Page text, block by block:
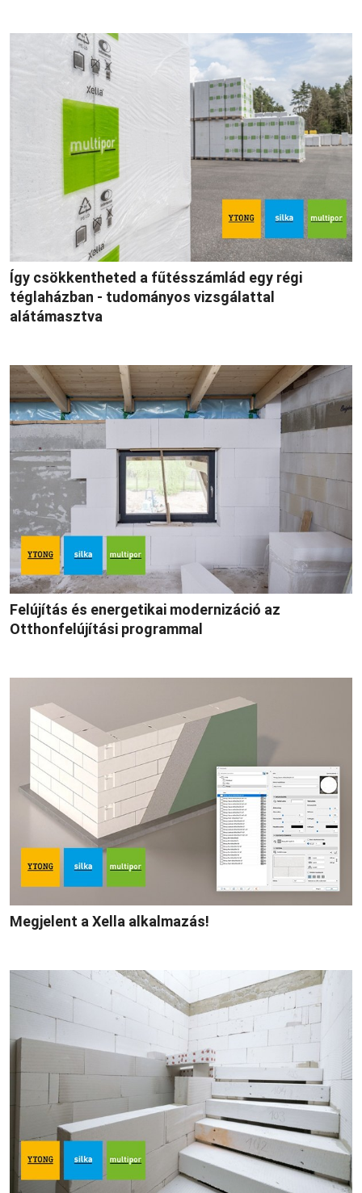
Így csökkentheted a fűtésszámlád egy régi
téglaházban - tudományos vizsgálattal
alátámasztva
Felújítás és energetikai modernizáció az
Otthonfelújítási programmal
Megjelent a Xella alkalmazás!